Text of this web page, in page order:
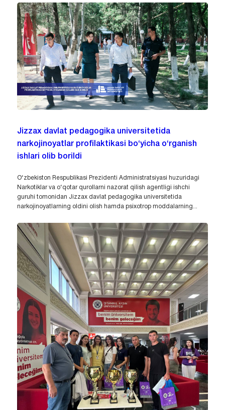
Jizzax davlat pedagogika universitetida
narkojinoyatlar profilaktikasi bo‘yicha o‘rganish
ishlari olib borildi
O‘zbekiston Respublikasi Prezidenti Administratsiyasi huzuridagi
Narkotiklar va o‘qotar qurollarni nazorat qilish agentligi ishchi
guruhi tomonidan Jizzax davlat pedagogika universitetida
narkojinoyatlarning oldini olish hamda psixotrop moddalarning...